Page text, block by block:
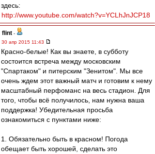
здесь:
http://www.youtube.com/watch?v=YCLhJnJCP18
flint -
30 апр 2015 11:43
Красно-белые! Как вы знаете, в субботу
состоится встреча между московским
"Спартаком" и питерским "Зенитом". Мы все
очень ждем этот важный матч и готовим к нему
масштабный перфоманс на весь стадион. Для
того, чтобы всё получилось, нам нужна ваша
поддержка! Убедительная просьба
ознакомиться с пунктами ниже:
1. Обязательно быть в красном! Погода
обещает быть хорошей, сделать это